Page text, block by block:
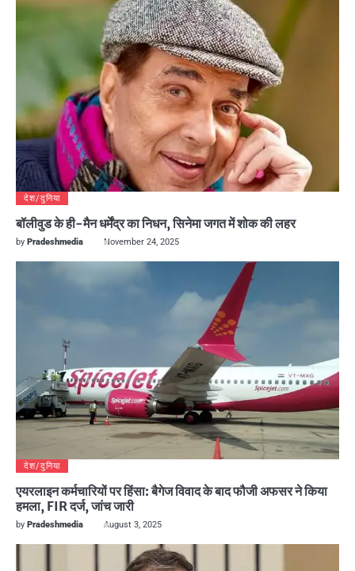
देश/दुनिया
बॉलीवुड के ही-मैन धर्मेंद्र का निधन, सिनेमा जगत में शोक की लहर
by Pradeshmedia November 24, 2025
देश/दुनिया
एयरलाइन कर्मचारियों पर हिंसा: बैगेज विवाद के बाद फौजी अफसर ने किया
हमला, FIR दर्ज, जांच जारी
by Pradeshmedia August 3, 2025